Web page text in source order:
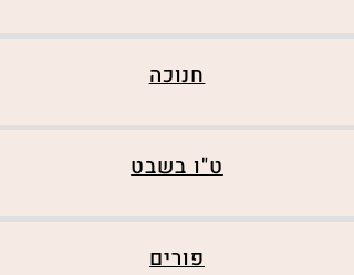
חנוכה
ט"ו בשבט
פורים